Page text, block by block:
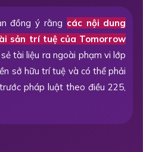
đồng ý rằng các nội dung
sản trí tuệ của Tomorrow
tài liệu ra ngoài phạm vi lớp
sở hữu trí tuệ và có thể phải
pháp luật theo điều 225,